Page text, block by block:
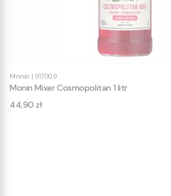
Monin | 917009
Monin Mixer Cosmopolitan 1 litr
Cena
44,90 zł